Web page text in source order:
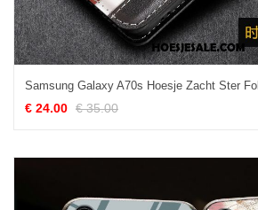
€ 24.00 € 35.00